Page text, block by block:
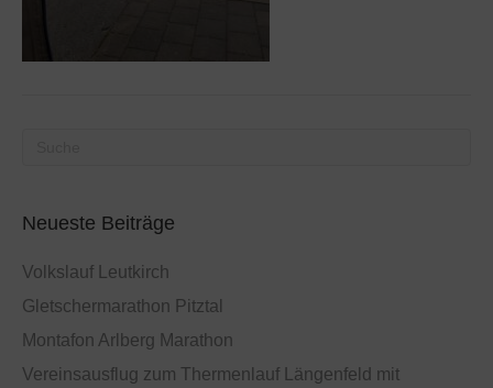
Neueste Beiträge
Volkslauf Leutkirch
Gletschermarathon Pitztal
Montafon Arlberg Marathon
Vereinsausflug zum Thermenlauf Längenfeld mit